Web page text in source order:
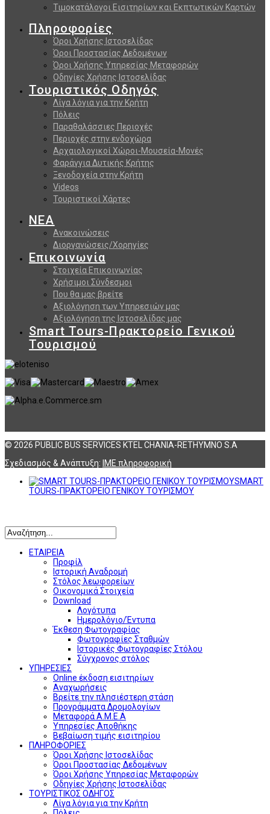
Τιμοκατάλογοι Εισιτηρίων και Εκπτωτικών Καρτών
Πληροφορίες
Όροι Χρήσης Ιστοσελίδας
Όροι Προστασίας Δεδομένων
Όροι Χρήσης Υπηρεσίας Μεταφορών
Οδηγίες Χρήσης Ιστοσελίδας
Τουριστικός Οδηγός
Λίγα λόγια για την Κρήτη
Πόλεις
Παραθαλάσσιες Περιοχές
Περιοχές στην ενδοχώρα
Αρχαιολογικοί Χώροι-Μουσεία-Μονές
Φαράγγια Δυτικής Κρήτης
Ξενοδοχεία στην Κρήτη
Videos
Τουριστικοί Χάρτες
ΝΕΑ
Ανακοινώσεις
Διοργανώσεις/Χορηγίες
Επικοινωνία
Στοιχεία Επικοινωνίας
Χρήσιμοι Σύνδεσμοι
Που θα μας βρείτε
Αξιολόγηση των Υπηρεσιών μας
Αξιολόγηση της Ιστοσελίδας μας
Smart Tours-Πρακτορείο Γενικού
Τουρισμού
© 2026 PUBLIC BUS SERVICES KTEL CHANIA-RETHYMNO S.A
Σχεδιασμός & Ανάπτυξη: ΙΜΕ πληροφορική
SMART
TOURS-ΠΡΑΚΤΟΡΕΙΟ ΓΕΝΙΚΟΥ ΤΟΥΡΙΣΜΟΥ
ΕΤΑΙΡΕΙΑ
Προφίλ
Ιστορική Αναδρομή
Στόλος λεωφορείων
Οικονομικά Στοιχεία
Download
Λογότυπα
Ημερολόγιο/Έντυπα
Έκθεση Φωτογραφίας
Φωτογραφίες Σταθμών
Ιστορικές Φωτογραφίες Στόλου
Σύγχρονος στόλος
ΥΠΗΡΕΣΙΕΣ
Online έκδοση εισιτηρίων
Αναχωρήσεις
Βρείτε την πλησιέστερη στάση
Προγράμματα Δρομολογίων
Μεταφορά Α.Μ.Ε.Α
Υπηρεσίες Αποθήκης
Βεβαίωση τιμής εισιτηρίου
ΠΛΗΡΟΦΟΡΙΕΣ
Όροι Χρήσης Ιστοσελίδας
Όροι Προστασίας Δεδομένων
Όροι Χρήσης Υπηρεσίας Μεταφορών
Οδηγίες Χρήσης Ιστοσελίδας
ΤΟΥΡΙΣΤΙΚΟΣ ΟΔΗΓΟΣ
Λίγα λόγια για την Κρήτη